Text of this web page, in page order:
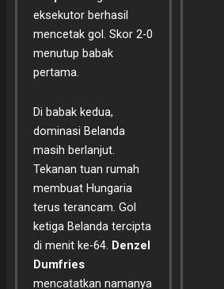
eksekutor berhasil
mencetak gol. Skor 2-0
menutup babak
pertama.
Di babak kedua,
dominasi Belanda
masih berlanjut.
Tekanan tuan rumah
membuat Hungaria
terus terancam. Gol
ketiga Belanda tercipta
di menit ke-64. Denzel
Dumfries
mencatatkan namanya